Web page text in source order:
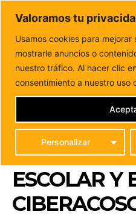
Valoramos tu
Usamos cookies para
mostrarle anuncios o
nuestro tráfico. Al hacer clic
consentimiento a nuestro uso
Personalizar
DUNAS
Tu informacion
Inicio POLÍTICA
El PSOE
medidas urgentes contra el
EL PSOE DE
DEL
MEDIDAS
CONTRA EL
ESCOLAR Y